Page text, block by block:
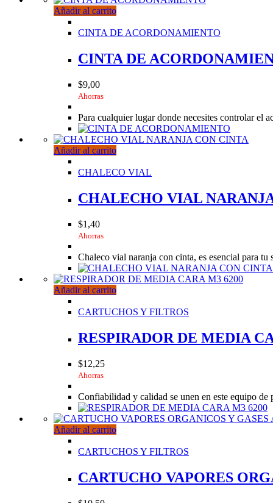
Añadir al carrito
CINTA DE ACORDONAMIENTO
CINTA DE
$9,00
Ahorras
Para cualquier lugar donde necesites controlar el
Añadir al carrito
CHALECO VIAL
CHALECHO VIAL
$1,40
Ahorras
Chaleco vial naranja con cinta, es esencial para tu
Añadir al carrito
CARTUCHOS Y FILTROS
RESPIRADOR DE MEDIA
$12,25
Ahorras
Confiabilidad y calidad se unen en este equipo
Añadir al carrito
CARTUCHOS Y FILTROS
CARTUCHO VAPORES